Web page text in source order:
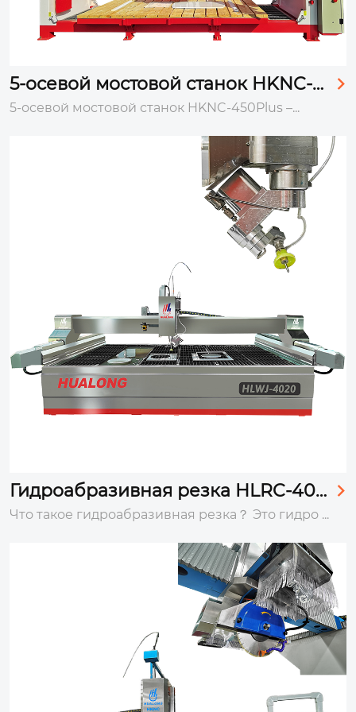
5-осевой мостовой станок HKNC-4
50 Plus

5-осевой мостовой станок HKNC-450Plus –...
Гидроабразивная резка HLRC-402
0

Что такое гидроабразивная резка？ Это гидро ...